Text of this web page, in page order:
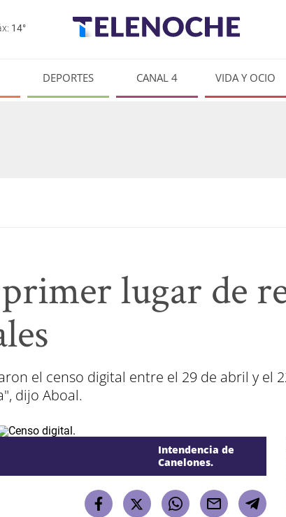
14°
DEPORTES CANAL 4 VIDA Y OCIO
lugar de
el censo digital entre el 29 de abril y el
dijo Aboal.
Intendencia de
Canelones.